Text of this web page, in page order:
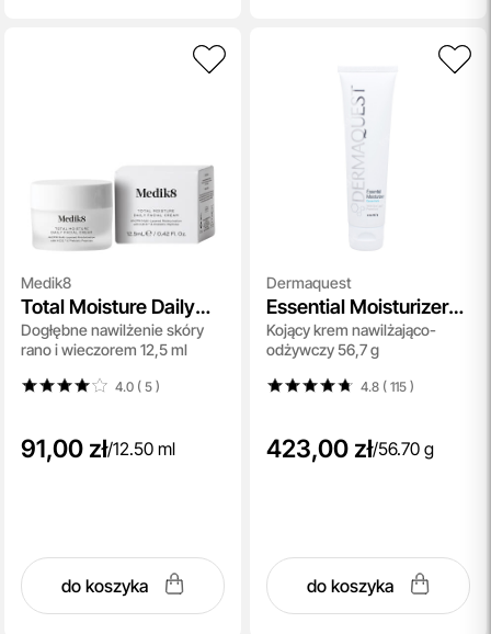
Medik8
Total Moisture Daily
Facial Cream
Dogłębne nawilżenie skóry
rano i wieczorem 12,5 ml
4.0 ( 5)
91,00 zł/12.50 ml
do koszyka
Dermaquest
Essential Moisturizer
New
Kojący krem nawilżająco-
odżywczy 56,7 g
4.8 ( 115)
423,00 zł/56.70 g
do koszyka